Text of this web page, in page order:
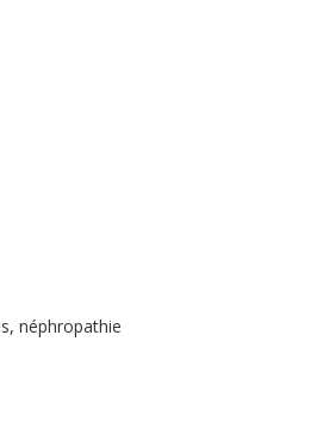
néphropathie